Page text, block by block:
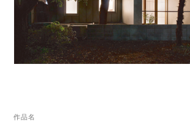
作品名